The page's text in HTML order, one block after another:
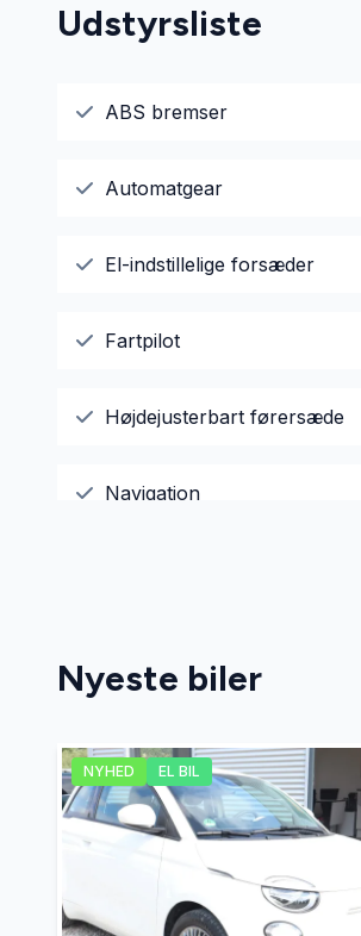
Udstyrsliste
ABS bremser
Automatgear
El-indstillelige forsæder
Fartpilot
Højdejusterbart førersæde
Navigation
Nyeste biler
NYHED EL BIL